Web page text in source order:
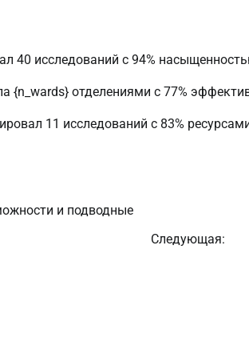
40 исследований с 94%
{n_wards} отделениями с 77%
11 исследований с 83%
и подводные
Следующая: